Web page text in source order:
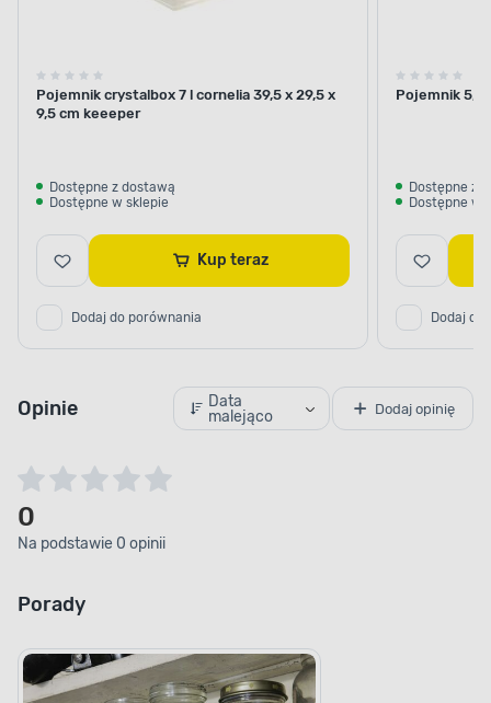
Pojemnik crystalbox 7 l cornelia 39,5 x 29,5 x
9,5 cm keeeper
Dostępne z dostawą
Dostępne w sklepie
Kup teraz
Dodaj do porównania
Pojemnik 5,7
Dostępne z
Dostępne w
Dodaj do
Opinie
Data
malejąco
Dodaj opinię
0
Na podstawie 0 opinii
Porady